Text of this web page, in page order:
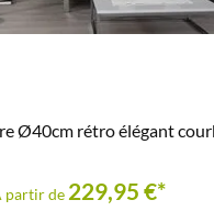
Ø40cm rétro élégant
partir de 229,95 €*